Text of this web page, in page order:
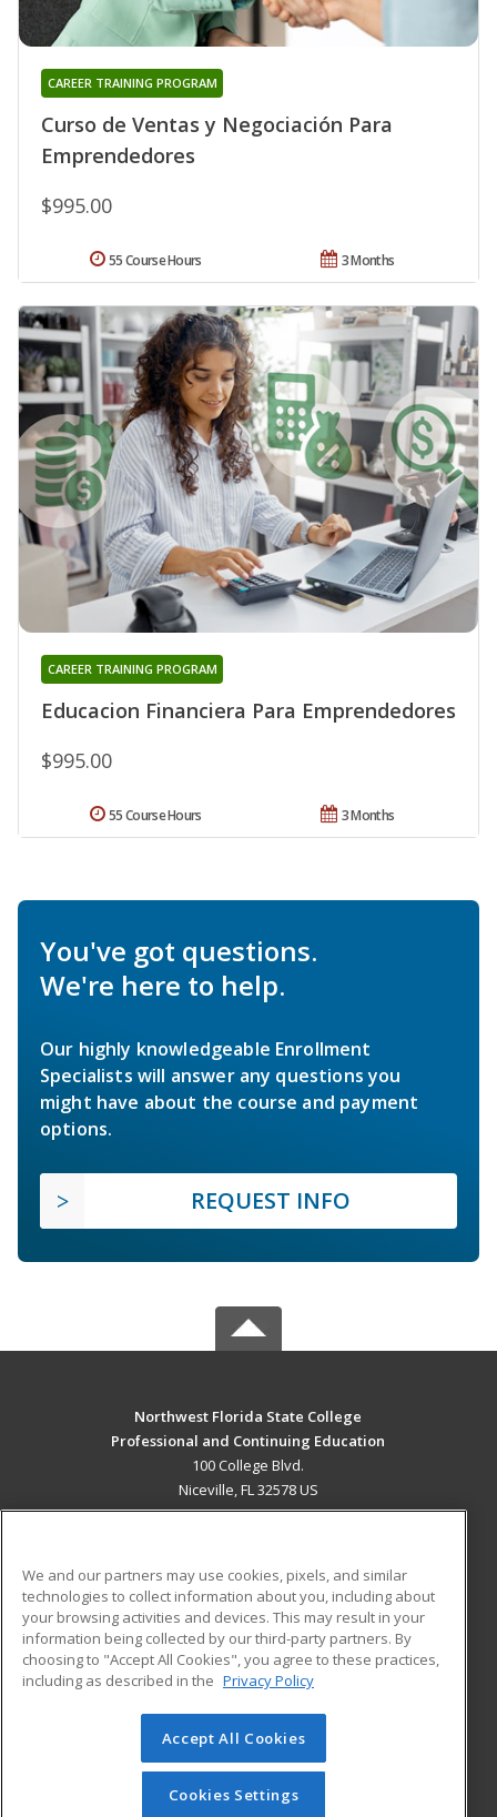
Curso de Ventas y Negociación Para
Emprendedores
CAREER TRAINING PROGRAM
$995.00
3 Months
55 Course Hours
Educacion Financiera Para Emprendedores
CAREER TRAINING PROGRAM
$995.00
3 Months
55 Course Hours
You've got questions.
We're here to help.
Our highly knowledgeable Enrollment
Specialists will answer any questions you
might have about the course and payment
options.
REQUEST INFO
Northwest Florida State College
Professional and Continuing Education
100 College Blvd.
Niceville, FL 32578 US
ADDITIONAL RESOURCES
Military
Financial Assistance
Help
Student Blog
© 2026 ed2go, a division of Cengage Learning. All rights
reserved. The material on this site cannot be reproduced or
redistributed unless you have obtained prior written
We and our partners may use cookies, pixels, and similar
technologies to collect information about you, including about
your browsing activities and devices. This may result in your
information being collected by our third-party partners. By
choosing to "Accept All Cookies", you agree to these practices,
including as described in the Privacy Policy
Accept All Cookies
Cookies Settings